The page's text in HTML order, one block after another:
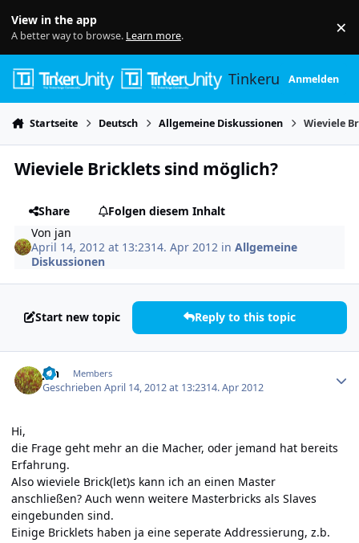
View in the app
A better way to browse. Learn more. ×
TinkerunityAnmelden
Startseite Deutsch Allgemeine Diskussionen Wieviele
Wieviele Bricklets sind möglich?
Share
Folgen diesem Inhalt
Von jan
April 14, 2012 at 13:2314. Apr 2012 inAllgemeine
Diskussionen
Start new topic Reply to this topic
jan Members
GeschriebenApril 14, 2012 at 13:2314. Apr 2012
Hi,
die Frage geht mehr an die Macher, oder jemand hat bereits
Erfahrung.
Also wieviele Brick(let)s kann ich an einen Master
anschließen? Auch wenn weitere Masterbricks als Slaves
eingebunden sind.
Einige Bricklets haben ja eine seperate Addressierung, z.b.